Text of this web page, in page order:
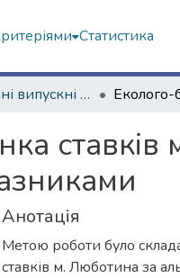
Статистика
Кваліфікаційні випускні роботи магістрів. Біологічний факультет
Анотація
Метою роботи було
ставків м. Люботина за